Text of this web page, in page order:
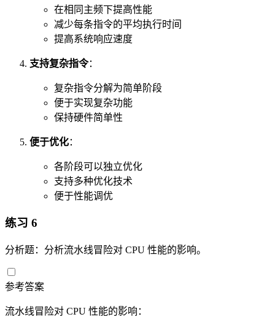
在相同主频下提高性能
减少每条指令的平均执行时间
提高系统响应速度
支持复杂指令：
复杂指令分解为简单阶段
便于实现复杂功能
保持硬件简单性
便于优化：
各阶段可以独立优化
支持多种优化技术
便于性能调优
练习 6
分析题：分析流水线冒险对 CPU 性能的影响。
参考答案
流水线冒险对 CPU 性能的影响：